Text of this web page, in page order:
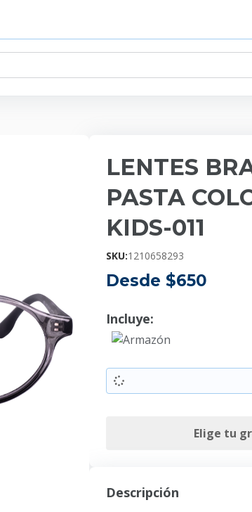
LENTES
PASTA
KIDS-011
SKU:1210658293
Desde $650
Incluye:
Armazón
Elige tu
Descripción